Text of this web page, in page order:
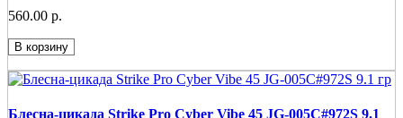
560.00 р.
В корзину
Блесна-цикада Strike Pro Cyber Vibe 45 JG-005C#972S 9.1